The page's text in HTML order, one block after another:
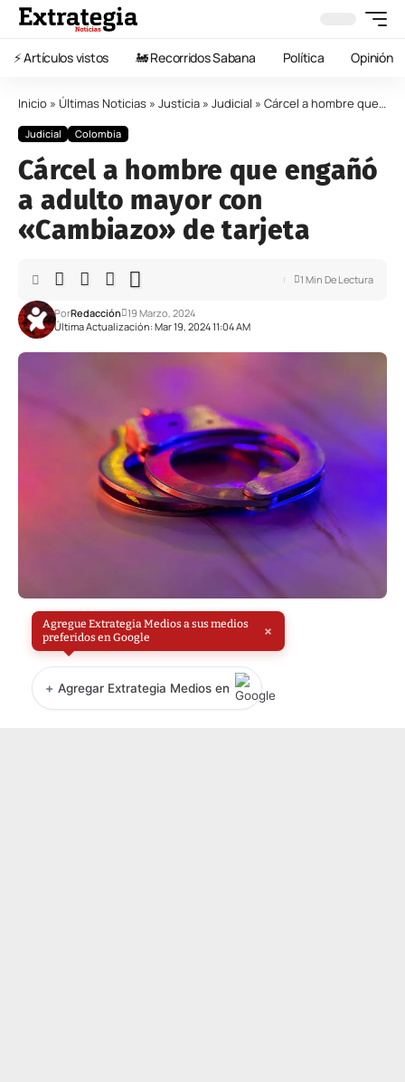
⚡️ Artículos vistos 🚂 Recorridos Sabana Política Opinión
Inicio » Últimas Noticias » Justicia » Judicial » Cárcel a hombre que engañó a adulto mayor con «Cambiazo» de tarjeta
Judicial Colombia
Cárcel a hombre que engañó
a adulto mayor con
«Cambiazo» de tarjeta
Última Actualización: Mar 19, 2024 11:04 AM
PorRedacción 19 Marzo, 2024
1 Min De Lectura
Agregue Extrategia Medios a sus medios
preferidos en Google
×
+ Agregar Extrategia Medios en